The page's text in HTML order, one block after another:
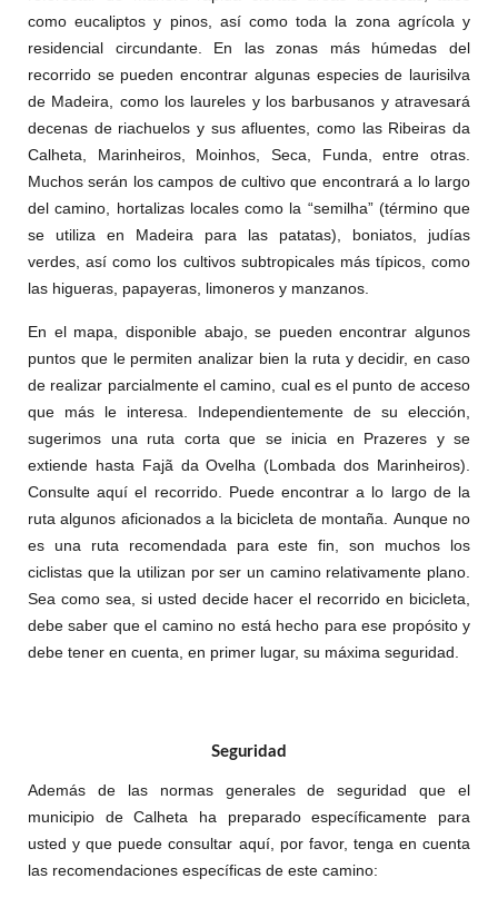
como eucaliptos y pinos, así como toda la zona agrícola y
residencial circundante. En las zonas más húmedas del
recorrido se pueden encontrar algunas especies de laurisilva
de Madeira, como los laureles y los barbusanos y atravesará
decenas de riachuelos y sus afluentes, como las Ribeiras da
Calheta, Marinheiros, Moinhos, Seca, Funda, entre otras.
Muchos serán los campos de cultivo que encontrará a lo largo
del camino, hortalizas locales como la “semilha” (término que
se utiliza en Madeira para las patatas), boniatos, judías
verdes, así como los cultivos subtropicales más típicos, como
las higueras, papayeras, limoneros y manzanos.
En el mapa, disponible abajo, se pueden encontrar algunos
puntos que le permiten analizar bien la ruta y decidir, en caso
de realizar parcialmente el camino, cual es el punto de acceso
que más le interesa. Independientemente de su elección,
sugerimos una ruta corta que se inicia en Prazeres y se
extiende hasta Fajã da Ovelha (Lombada dos Marinheiros).
Consulte aquí el recorrido. Puede encontrar a lo largo de la
ruta algunos aficionados a la bicicleta de montaña. Aunque no
es una ruta recomendada para este fin, son muchos los
ciclistas que la utilizan por ser un camino relativamente plano.
Sea como sea, si usted decide hacer el recorrido en bicicleta,
debe saber que el camino no está hecho para ese propósito y
debe tener en cuenta, en primer lugar, su máxima seguridad.
Seguridad
Además de las normas generales de seguridad que el
municipio de Calheta ha preparado específicamente para
usted y que puede consultar aquí, por favor, tenga en cuenta
las recomendaciones específicas de este camino: